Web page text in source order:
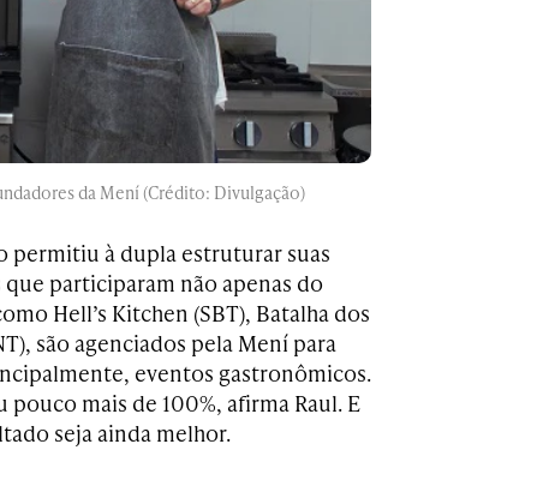
da Mení (Crédito: Divulgação)
permitiu à dupla estruturar suas
participaram não apenas do
Hell’s Kitchen (SBT), Batalha dos
são agenciados pela Mení para
eventos gastronômicos.
pouco mais de 100%, afirma Raul. E
seja ainda melhor.